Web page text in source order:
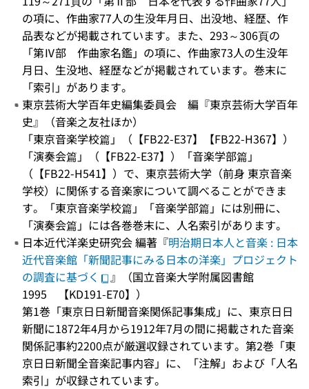
の項に、作曲家77人の生没年月日、出没地、経歴、作
品表などが掲載されています。また、293～306頁の
「第Ⅳ部 作曲家名鑑」の項に、作曲家73人の生没年
月日、生没地、経歴などが掲載されています。巻末に
「索引」があります。
東京芸術大学百年史編集委員会 編『東京芸術大学百年
史』（音楽之友社ほか）
「東京音楽学校篇」（【FB22-E37】【FB22-H367】）
「演奏会篇」（【FB22-E37】）「音楽学部篇」
（【FB22-H541】）で、東京芸術大学（前身 東京音楽
学校）に関係する音楽家について調べることができま
す。「東京音楽学校篇」「音楽学部篇」には別冊に、
「演奏会篇」には各巻巻末に、人名索引があります。
日本近代洋楽史研究会 編著『明治期日本人と音楽 : 日本
近代音楽館「新聞記事にみる日本の洋楽」プロジェクト
の調査に基づく
』（国立音楽大学附属図書館
1995 【KD191-E70】）
第1巻「東京日日新聞音楽関係記事集成」に、東京日日
新聞に1872年4月から1912年7月の間に掲載された音楽
関係記事約2200点が厳選収録されています。第2巻「東
京日日新聞全音楽記事内容」に、「注解」および「人名
索引」が収録されています。